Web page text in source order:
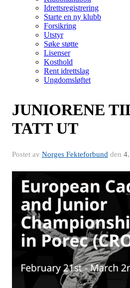
Idrettsregistrering
Starte en ny klubb
Forsikring
Utstyr
Søke støtte
Lisenser
Kosthold
Rent idrettslag
Ungdomsløftet
JUNIORENE
TATT UT
Postet av Norges Fekteforbund den